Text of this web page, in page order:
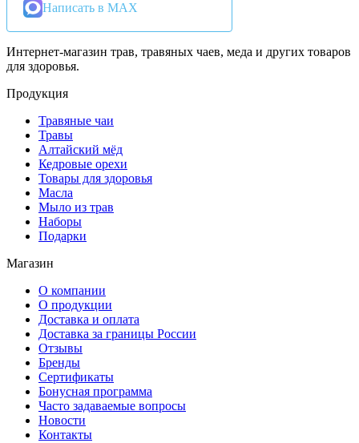
Написать в MAX
Интернет-магазин трав, травяных чаев, меда и других товаров
для здоровья.
Продукция
Травяные чаи
Травы
Алтайский мёд
Кедровые орехи
Товары для здоровья
Масла
Мыло из трав
Наборы
Подарки
Магазин
О компании
О продукции
Доставка и оплата
Доставка за границы России
Отзывы
Бренды
Сертификаты
Бонусная программа
Часто задаваемые вопросы
Новости
Контакты